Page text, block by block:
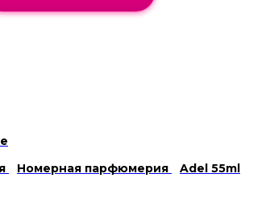
Номерная парфюмерия
Adel 55ml